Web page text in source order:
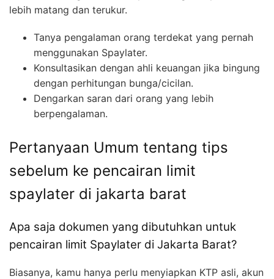
lebih matang dan terukur.
Tanya pengalaman orang terdekat yang pernah
menggunakan Spaylater.
Konsultasikan dengan ahli keuangan jika bingung
dengan perhitungan bunga/cicilan.
Dengarkan saran dari orang yang lebih
berpengalaman.
Pertanyaan Umum tentang tips
sebelum ke pencairan limit
spaylater di jakarta barat
Apa saja dokumen yang dibutuhkan untuk
pencairan limit Spaylater di Jakarta Barat?
Biasanya, kamu hanya perlu menyiapkan KTP asli, akun